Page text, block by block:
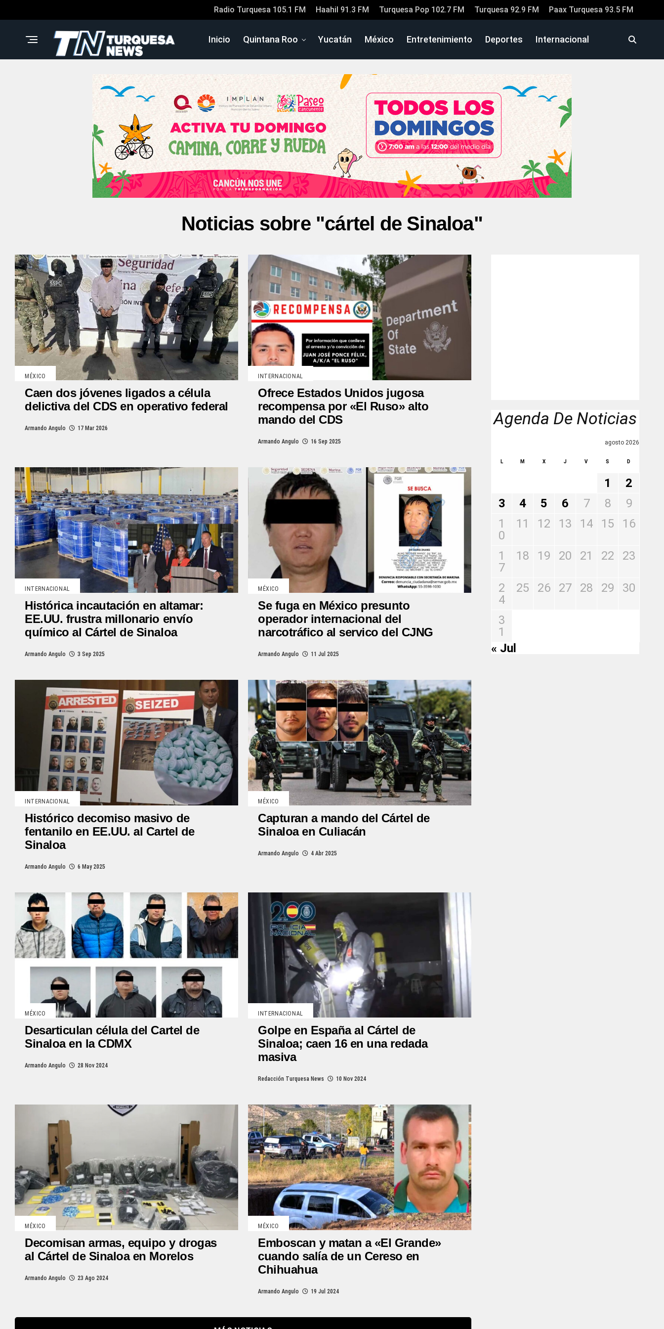
Radio Turquesa 105.1 FM Haahil 91.3 FM Turquesa Pop 102.7 FM Turquesa 92.9 FM Paax Turquesa 93.5 FM
Inicio Quintana Roo Yucatán México Entretenimiento Deportes Internacional
Noticias sobre "cártel de Sinaloa"
MÉXICO
Caen dos jóvenes ligados a célula
delictiva del CDS en operativo federal
Armando Angulo 17 Mar 2026
INTERNACIONAL
Ofrece Estados Unidos jugosa
recompensa por «El Ruso» alto
mando del CDS
Armando Angulo 16 Sep 2025
INTERNACIONAL
Histórica incautación en altamar:
EE.UU. frustra millonario envío
químico al Cártel de Sinaloa
Armando Angulo 3 Sep 2025
MÉXICO
Se fuga en México presunto
operador internacional del
narcotráfico al servico del CJNG
Armando Angulo 11 Jul 2025
INTERNACIONAL
Histórico decomiso masivo de
fentanilo en EE.UU. al Cartel de
Sinaloa
Armando Angulo 6 May 2025
MÉXICO
Capturan a mando del Cártel de
Sinaloa en Culiacán
Armando Angulo 4 Abr 2025
MÉXICO
Desarticulan célula del Cartel de
Sinaloa en la CDMX
Armando Angulo 28 Nov 2024
INTERNACIONAL
Golpe en España al Cártel de
Sinaloa; caen 16 en una redada
masiva
Redacción Turquesa News 10 Nov 2024
MÉXICO
Decomisan armas, equipo y drogas
al Cártel de Sinaloa en Morelos
Armando Angulo 23 Ago 2024
MÉXICO
Emboscan y matan a «El Grande»
cuando salía de un Cereso en
Chihuahua
Armando Angulo 19 Jul 2024
Agenda De Noticias
agosto 2026
L M X J V S D
1
2
3
4 5 6 7 8
9
1
0
11 12 13 14 15 16
1
7
18 19 20 21 22 23
2
4
25 26 27 28 29 30
3
1
« Jul